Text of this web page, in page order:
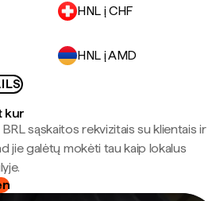
HNL į CHF
HNL į AMD
kur
BRL sąskaitos rekvizitais su klientais ir
jie galėtų mokėti tau kaip lokalus